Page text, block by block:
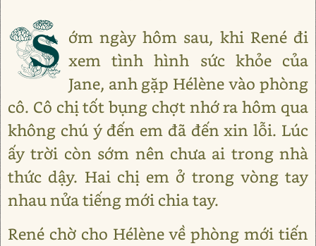
S ớm ngày hôm sau, khi René đi
xem tình hình sức khỏe của
Jane, anh gặp Hélène vào phòng
cô. Cô chị tốt bụng chợt nhớ ra hôm qua
không chú ý đến em đã đến xin lỗi. Lúc
ấy trời còn sớm nên chưa ai trong nhà
thức dậy. Hai chị em ở trong vòng tay
nhau nửa tiếng mới chia tay.
René chờ cho Hélène về phòng mới tiến